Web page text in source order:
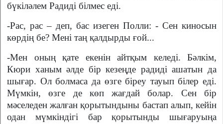
бүкіләлем Радиді білмес еді.
-Рас, рас – деп, бас изеген Полли: - Сен киносын
көрдің бе? Мені таң қалдырды ғой...
-Мен оның қате екенін айтқым келеді. Бәлкім,
Кюри ханым әлде бір кезеңде радиді ашатын да
шығар. Ол болмаса да өзге біреу тауып білер еді.
Мүмкін, өзге де көп жағдай болар. Сен бір
мәселеден жалған қорытындыны бастап алып, кейін
одан мүмкіндігі бар қорытынды шығаруыңа